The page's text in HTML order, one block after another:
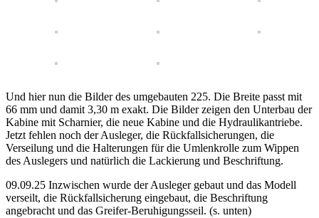
Und hier nun die Bilder des umgebauten 225. Die Breite passt mit
66 mm und damit 3,30 m exakt. Die Bilder zeigen den Unterbau der
Kabine mit Scharnier, die neue Kabine und die Hydraulikantriebe.
Jetzt fehlen noch der Ausleger, die Rückfallsicherungen, die
Verseilung und die Halterungen für die Umlenkrolle zum Wippen
des Auslegers und natürlich die Lackierung und Beschriftung.
09.09.25 Inzwischen wurde der Ausleger gebaut und das Modell
verseilt, die Rückfallsicherung eingebaut, die Beschriftung
angebracht und das Greifer-Beruhigungsseil. (s. unten)